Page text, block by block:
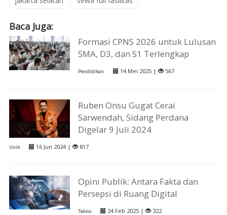
Baca Juga:
Formasi CPNS 2026 untuk Lulusan
SMA, D3, dan S1 Terlengkap
Pendidikan 14 Mei 2025 | 567
Ruben Onsu Gugat Cerai
Sarwendah, Sidang Perdana
Digelar 9 Juli 2024
Unik 16 Jun 2024 | 817
Opini Publik: Antara Fakta dan
Persepsi di Ruang Digital
Tekno 24 Feb 2025 | 322